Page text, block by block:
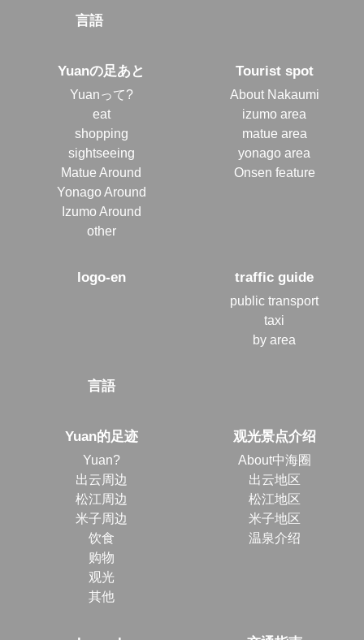
言語
Yuanの足あと
Yuanって?
eat
shopping
sightseeing
Matue Around
Yonago Around
Izumo Around
other
Tourist spot
About Nakaumi
izumo area
matue area
yonago area
Onsen feature
logo-en traffic guide
public transport
taxi
by area
言語
Yuan的足迹
Yuan?
出云周边
松江周边
米子周边
饮食
购物
观光
其他
观光景点介绍
About中海圈
出云地区
松江地区
米子地区
温泉介绍